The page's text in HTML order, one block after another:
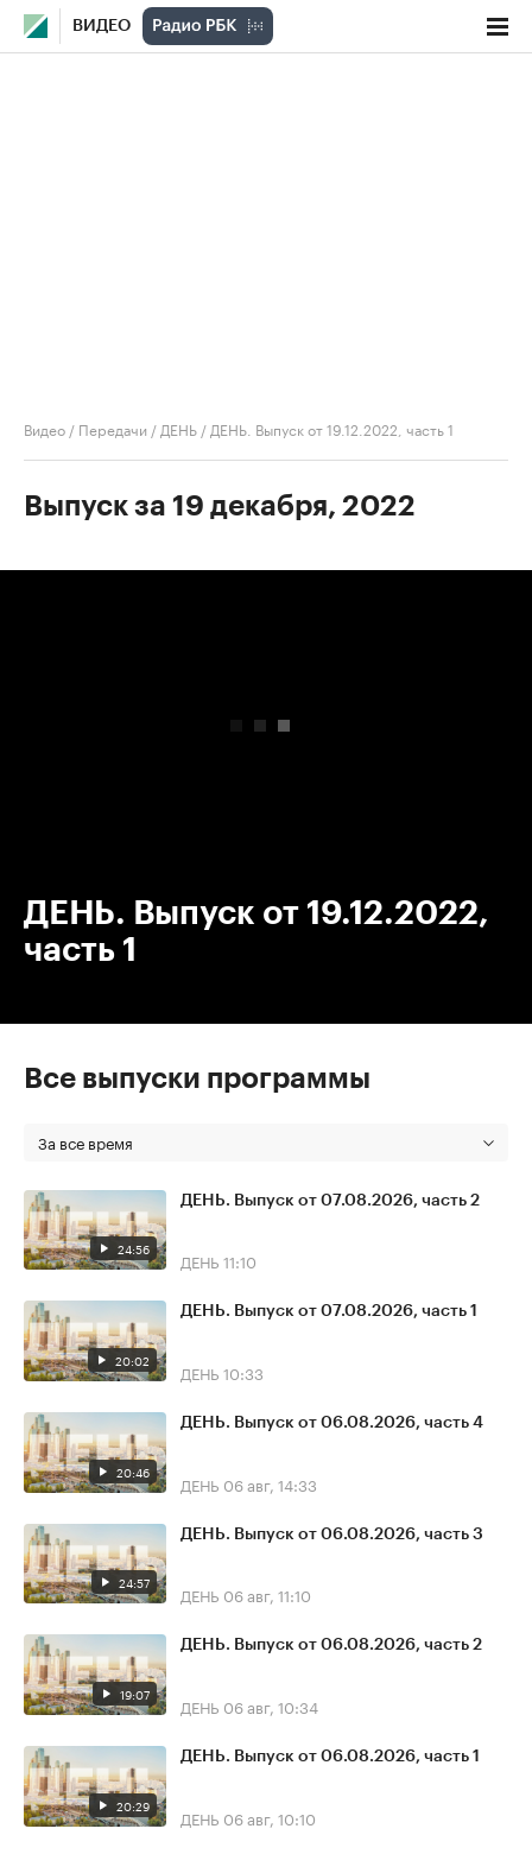
ВИДЕО
Видео / Передачи / ДЕНЬ / ДЕНЬ. Выпуск от 19.12.2022, часть 1
Выпуск за 19 декабря, 2022
ДЕНЬ. Выпуск от 19.12.2022,
часть 1
Все выпуски программы
За все время
24:56
ДЕНЬ. Выпуск от 07.08.2026, часть 2
ДЕНЬ 11:10
20:02
ДЕНЬ. Выпуск от 07.08.2026, часть 1
ДЕНЬ 10:33
20:46
ДЕНЬ. Выпуск от 06.08.2026, часть 4
ДЕНЬ 06 авг, 14:33
24:57
ДЕНЬ. Выпуск от 06.08.2026, часть 3
ДЕНЬ 06 авг, 11:10
19:07
ДЕНЬ. Выпуск от 06.08.2026, часть 2
ДЕНЬ 06 авг, 10:34
20:29
ДЕНЬ. Выпуск от 06.08.2026, часть 1
ДЕНЬ 06 авг, 10:10